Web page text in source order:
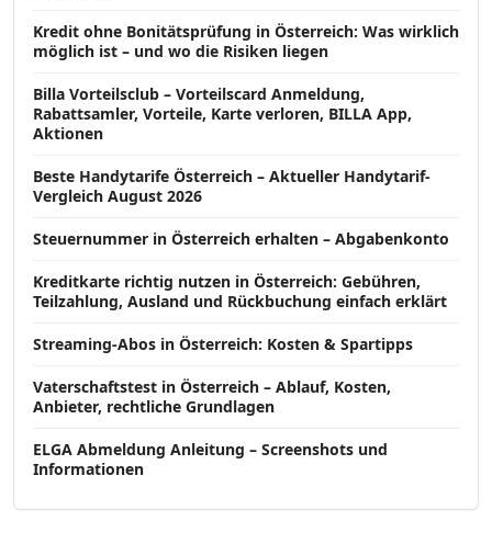
Kredit ohne Bonitätsprüfung in Österreich: Was wirklich
möglich ist – und wo die Risiken liegen
Billa Vorteilsclub – Vorteilscard Anmeldung,
Rabattsamler, Vorteile, Karte verloren, BILLA App,
Aktionen
Beste Handytarife Österreich – Aktueller Handytarif-
Vergleich August 2026
Steuernummer in Österreich erhalten – Abgabenkonto
Kreditkarte richtig nutzen in Österreich: Gebühren,
Teilzahlung, Ausland und Rückbuchung einfach erklärt
Streaming-Abos in Österreich: Kosten & Spartipps
Vaterschaftstest in Österreich – Ablauf, Kosten,
Anbieter, rechtliche Grundlagen
ELGA Abmeldung Anleitung – Screenshots und
Informationen